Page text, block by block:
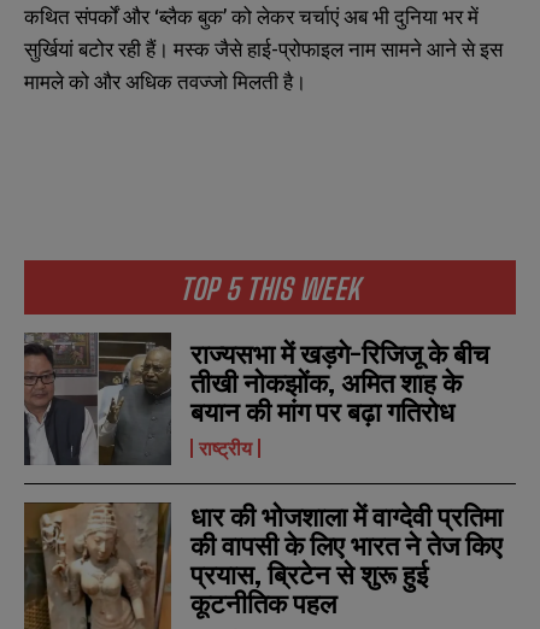
a
m
e
*
E
m
a
*
N
b
e
r
s
SUBMIT
a
m
e
*
E
m
a
*
N
b
e
r
s
SUBMIT
TOP 5 THIS WEEK
राज्यसभा में खड़गे-रिजिजू के बीच
तीखी नोकझोंक, अमित शाह के
बयान की मांग पर बढ़ा गतिरोध
राष्ट्रीय
धार की भोजशाला में वाग्देवी प्रतिमा
की वापसी के लिए भारत ने तेज किए
प्रयास, ब्रिटेन से शुरू हुई
कूटनीतिक पहल
कथित संपर्कों और ‘ब्लैक बुक’ को लेकर चर्चाएं अब भी दुनिया भर में
सुर्खियां बटोर रही हैं। मस्क जैसे हाई-प्रोफाइल नाम सामने आने से इस
मामले को और अधिक तवज्जो मिलती है।